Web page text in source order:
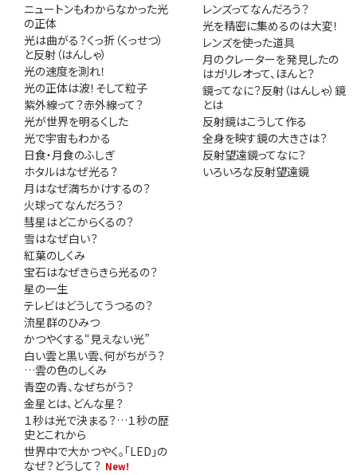
ニュートンもわからなかった光
の正体
光は曲がる？くっ折（くっせつ）
と反射（はんしゃ）
光の速度を測れ！
光の正体は波！そして粒子
紫外線って？赤外線って？
光が世界を明るくした
光で宇宙もわかる
日食・月食のふしぎ
ホタルはなぜ光る？
月はなぜ満ちかけするの？
火球ってなんだろう？
彗星はどこからくるの？
雪はなぜ白い？
紅葉のしくみ
宝石はなぜきらきら光るの？
星の一生
テレビはどうしてうつるの？
流星群のひみつ
かつやくする“見えない光”
白い雲と黒い雲、何がちがう？
…雲の色のしくみ
青空の青、なぜちがう？
金星とは、どんな星？
１秒は光で決まる？…１秒の歴
史とこれから
世界中で大かつやく。「LED」の
なぜ？どうして？ New!
レンズってなんだろう？
光を精密に集めるのは大変！
レンズを使った道具
月のクレーターを発見したの
はガリレオって、ほんと？
鏡ってなに？反射（はんしゃ）鏡
とは
反射鏡はこうして作る
全身を映す鏡の大きさは？
反射望遠鏡ってなに？
いろいろな反射望遠鏡